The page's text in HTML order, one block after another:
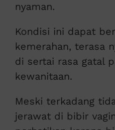
nyaman.
Kondisi ini dapat
kemerahan, terasa
di sertai rasa gatal
kewanitaan.
Meski terkadang
jerawat di bibir